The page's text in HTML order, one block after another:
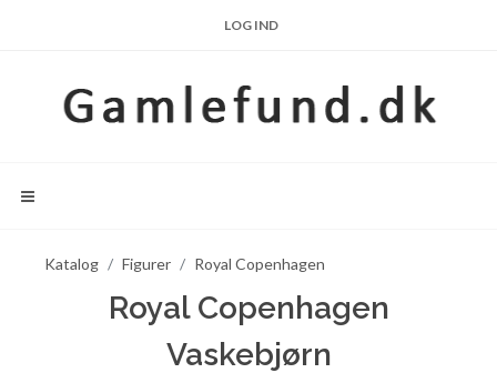
LOG IND
Katalog Figurer Royal Copenhagen
Royal Copenhagen
Vaskebjørn